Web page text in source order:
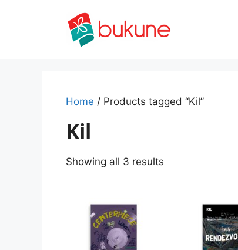
Home / Products tagged “Kil”
Kil
Showing all 3 results